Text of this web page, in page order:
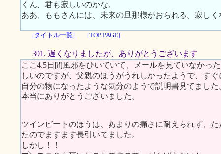
くん、君も寂しいのかな。
ああ、ももさんには、未来の旦那様がおられる。寂し
[タイトル一覧] [TOP PAGE]
301. 遅くなりましたが、ありがとうございます
ここ4.5日間風邪をひいていて、メールを見ていなかっ
しいのですが、父親のほうがうれしかったようで、す
自分の物になったような気分のようで説明書見てまし
本当にありがとうございました。
ツインビートのほうは、あまりの痛さに耐えられず、
たのでますます長引いてました。
しかし！！